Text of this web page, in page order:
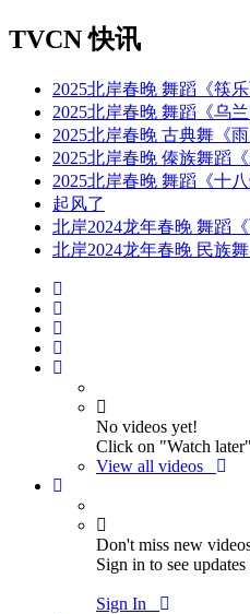
TVCN 快讯
2025北岸春晚 舞蹈《筷乐
2025北岸春晚 舞蹈《乌兰
2025北岸春晚 古典舞《雨
2025北岸春晚 傣族舞蹈《
2025北岸春晚 舞蹈《十八
起风了
北岸2024龙年春晚 舞蹈《
北岸2024龙年春晚 民族舞
No videos yet!
Click on "Watch
View all videos
Don't miss new
Sign in to see
Sign In